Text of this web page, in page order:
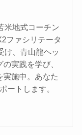
米地式コーチン
ファシリテータ
け、青山龍ヘッ
実践を学び、
実施中。あなた
ートします。